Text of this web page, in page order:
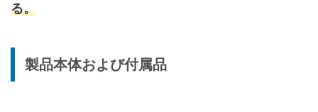
る。
製品本体および付属品